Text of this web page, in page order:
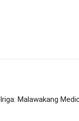
Iriga: Malawakang